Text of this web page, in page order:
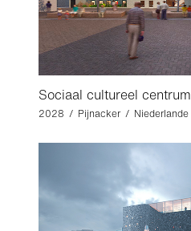
Sociaal cultureel centrum
2028 / Pijnacker / Niederlande